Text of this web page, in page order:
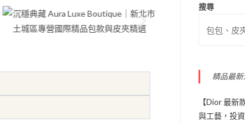
搜尋
精品最新
【Dior 最新
與工藝，投